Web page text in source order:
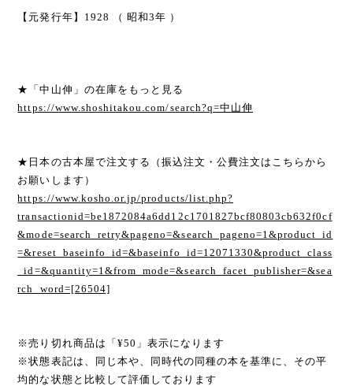
【元発行年】1928 （ 昭和3年 ）
★「中山伸」の在庫をもっと見る
https://www.shoshitakou.com/search?q=中山伸
★日本の古本屋で注文する（振込注文・公費注文はこちらから
お願いします）
https://www.kosho.or.jp/products/list.php?
transactionid=be1872084a6dd12c1701827bcf80803cb632f0cf
&mode=search_retry&pageno=&search_pageno=1&product_id
=&reset_baseinfo_id=&baseinfo_id=12071330&product_class
_id=&quantity=1&from_mode=&search_facet_publisher=&sea
rch_word=[26504]
※売り切れ商品は「¥50」表示になります
※状態表記は、同じ本や、同時代の同種の本を基準に、その平
均的な状態と比較して評価しております